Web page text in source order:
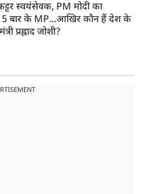
स्वयंसेवक, PM मोदी का
5 बार के MP...आखिर कौन हैं देश के
प्रह्लाद जोशी?